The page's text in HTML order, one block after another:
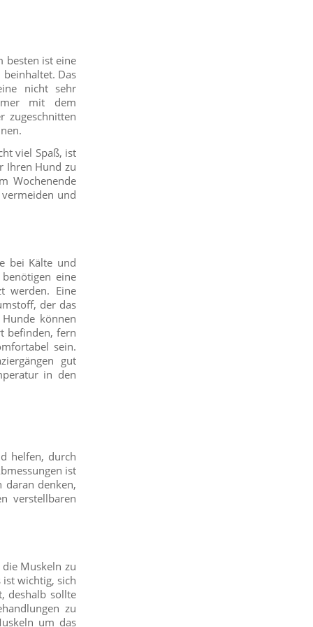
besten ist eine
beinhaltet. Das
nicht sehr
mit dem
zugeschnitten
viel Spaß, ist
Ihren Hund zu
Wochenende
und
bei Kälte und
eine
werden. Eine
der das
können
befinden, fern
sein.
gut
in den
helfen, durch
ist
daran denken,
verstellbaren
Muskeln zu
wichtig, sich
deshalb sollte
zu
um das